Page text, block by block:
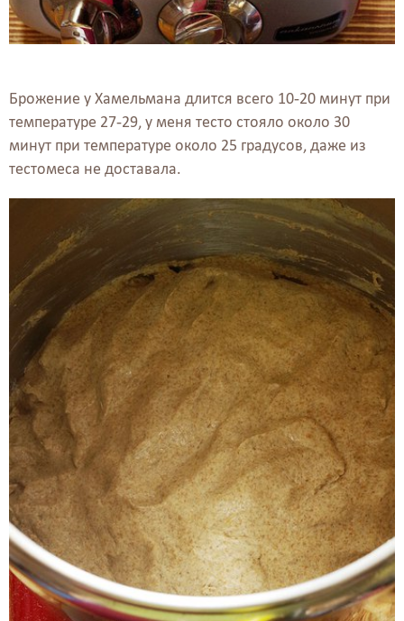
Брожение у Хамельмана длится всего 10-20 минут при
температуре 27-29, у меня тесто стояло около 30
минут при температуре около 25 градусов, даже из
тестомеса не доставала.